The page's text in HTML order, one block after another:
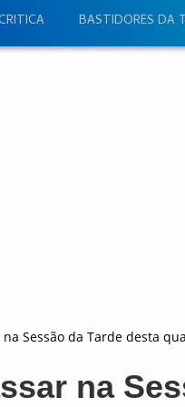
BASTIDORES DA
Sessão da Tarde desta
na